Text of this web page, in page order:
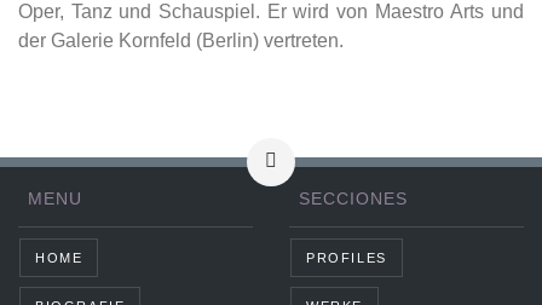
Oper, Tanz und Schauspiel. Er wird von Maestro Arts und
der Galerie Kornfeld (Berlin) vertreten.
MENU
HOME
SECCIONES
PROFILES